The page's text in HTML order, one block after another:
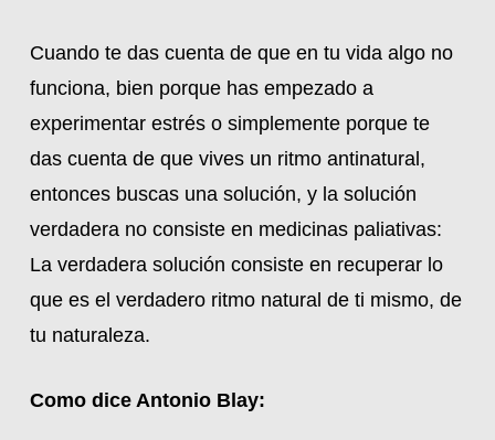
Cuando te das cuenta de que en tu vida algo no
funciona, bien porque has empezado a
experimentar estrés o simplemente porque te
das cuenta de que vives un ritmo antinatural,
entonces buscas una solución, y la solución
verdadera no consiste en medicinas paliativas:
La verdadera solución consiste en recuperar lo
que es el verdadero ritmo natural de ti mismo, de
tu naturaleza.
Como dice Antonio Blay: